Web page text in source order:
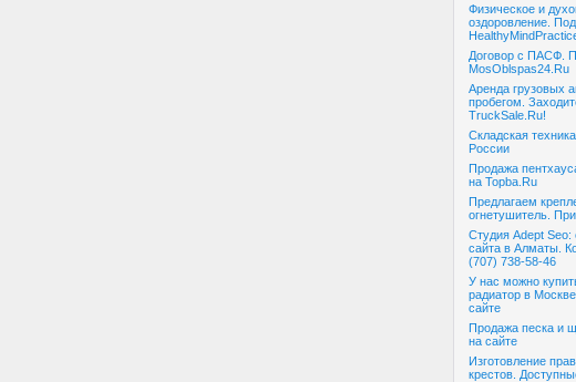
Физическое и
оздоровление.
Договор с ПАСФ.
MosOblspas24.Ru
Аренда грузовых
пробегом.
TruckSale.Ru!
Складская
России
Продажа
на Topba.Ru
Предлагаем
огнетушитель.
Студия Adept Seo:
сайта в Алматы.
(707) 738-58-46
У нас можно
радиатор в
сайте
Продажа песка и
на сайте
Изготовление
крестов.